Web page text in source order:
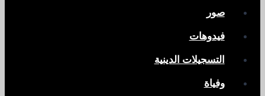
صور
فيدوهات
التسجيلات الدينية
وفياة